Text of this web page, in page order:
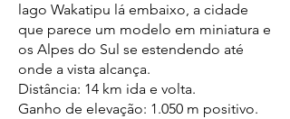
lago Wakatipu lá embaixo, a cidade
que parece um modelo em miniatura e
os Alpes do Sul se estendendo até
onde a vista alcança.
Distância: 14 km ida e volta.
Ganho de elevação: 1.050 m positivo.